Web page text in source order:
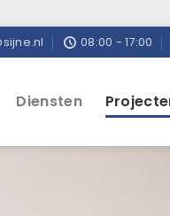
08:00 - 17:00
Diensten